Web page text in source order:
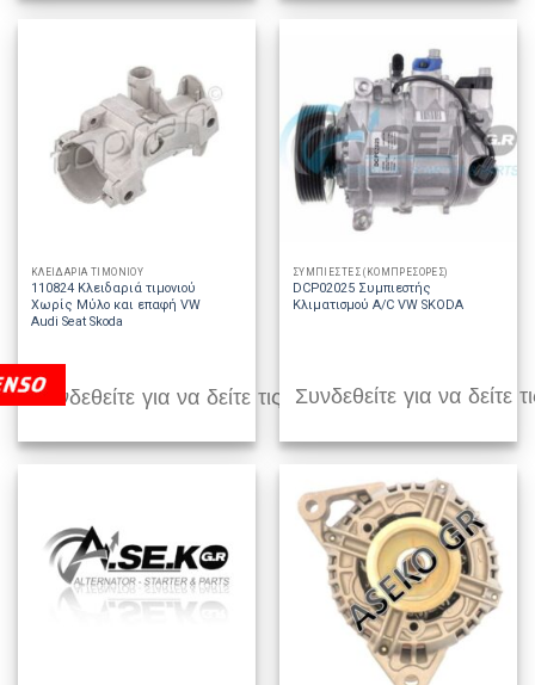
ΚΛΕΙΔΑΡΙΑ ΤΙΜΟΝΙΟΥ
110824 Κλειδαριά τιμονιού
Χωρίς Μύλο και επαφή VW
Audi Seat Skoda
Συνδεθείτε για να δείτε τις τιμές
ΣΥΜΠΙΕΣΤΕΣ (ΚΟΜΠΡΕΣΟΡΕΣ)
DCP02025 Συμπιεστής
Κλιματισμού A/C VW SKODA
Συνδεθείτε για να δείτε